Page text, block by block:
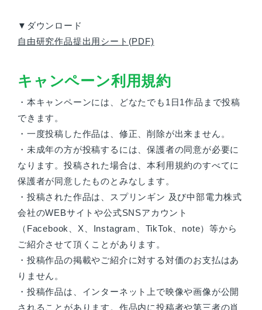
▼ダウンロード
自由研究作品提出用シート(PDF)
キャンペーン利用規約
・本キャンペーンには、どなたでも1日1作品まで投稿
できます。
・一度投稿した作品は、修正、削除が出来ません。
・未成年の方が投稿するには、保護者の同意が必要に
なります。投稿された場合は、本利用規約のすべてに
保護者が同意したものとみなします。
・投稿された作品は、スプリンギン 及び中部電力株式
会社のWEBサイトや公式SNSアカウント
（Facebook、X、Instagram、TikTok、note）等から
ご紹介させて頂くことがあります。
・投稿作品の掲載やご紹介に対する対価のお支払はあ
りません。
・投稿作品は、インターネット上で映像や画像が公開
されることがあります。作品内に投稿者や第三者の肖